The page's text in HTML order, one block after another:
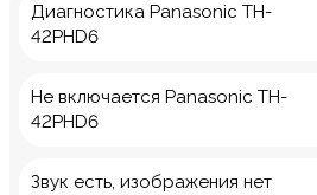
Диагностика Panasonic TH-
42PHD6
Не включается Panasonic TH-
42PHD6
Звук есть, изображения нет